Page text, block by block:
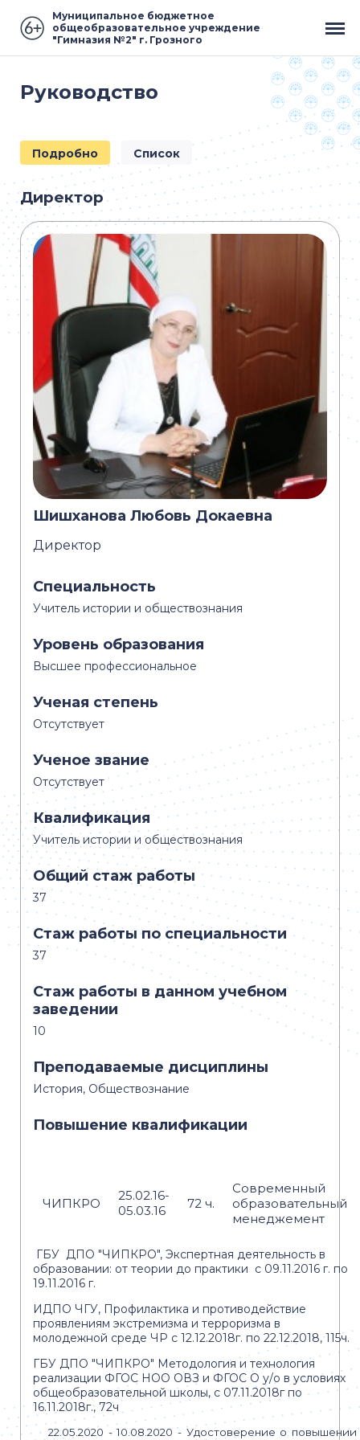
Муниципальное бюджетное
общеобразовательное учреждение
"Гимназия №2" г. Грозного
Руководство
Подробно Список
Директор
Шишханова Любовь Докаевна
Директор
Специальность
Учитель истории и обществознания
Уровень образования
Высшее профессиональное
Ученая степень
Отсутствует
Ученое звание
Отсутствует
Квалификация
Учитель истории и обществознания
Общий стаж работы
37
Стаж работы по специальности
37
Стаж работы в данном учебном
заведении
10
Преподаваемые дисциплины
История, Обществознание
Повышение квалификации
ЧИПКРО
25.02.16-
05.03.16
72 ч.
Современный
образовательный
менеджемент
ГБУ ДПО "ЧИПКРО", Экспертная деятельность в
образовании: от теории до практики с 09.11.2016 г. по
19.11.2016 г.
ИДПО ЧГУ, Профилактика и противодействие
проявлениям экстремизма и терроризма в
молодежной среде ЧР с 12.12.2018г. по 22.12.2018, 115ч.
ГБУ ДПО "ЧИПКРО" Методология и технология
реализации ФГОС НОО ОВЗ и ФГОС О у/о в условиях
общеобразовательной школы, с 07.11.2018г по
16.11.2018г., 72ч
22.05.2020 - 10.08.2020 - Удостоверение о повышении